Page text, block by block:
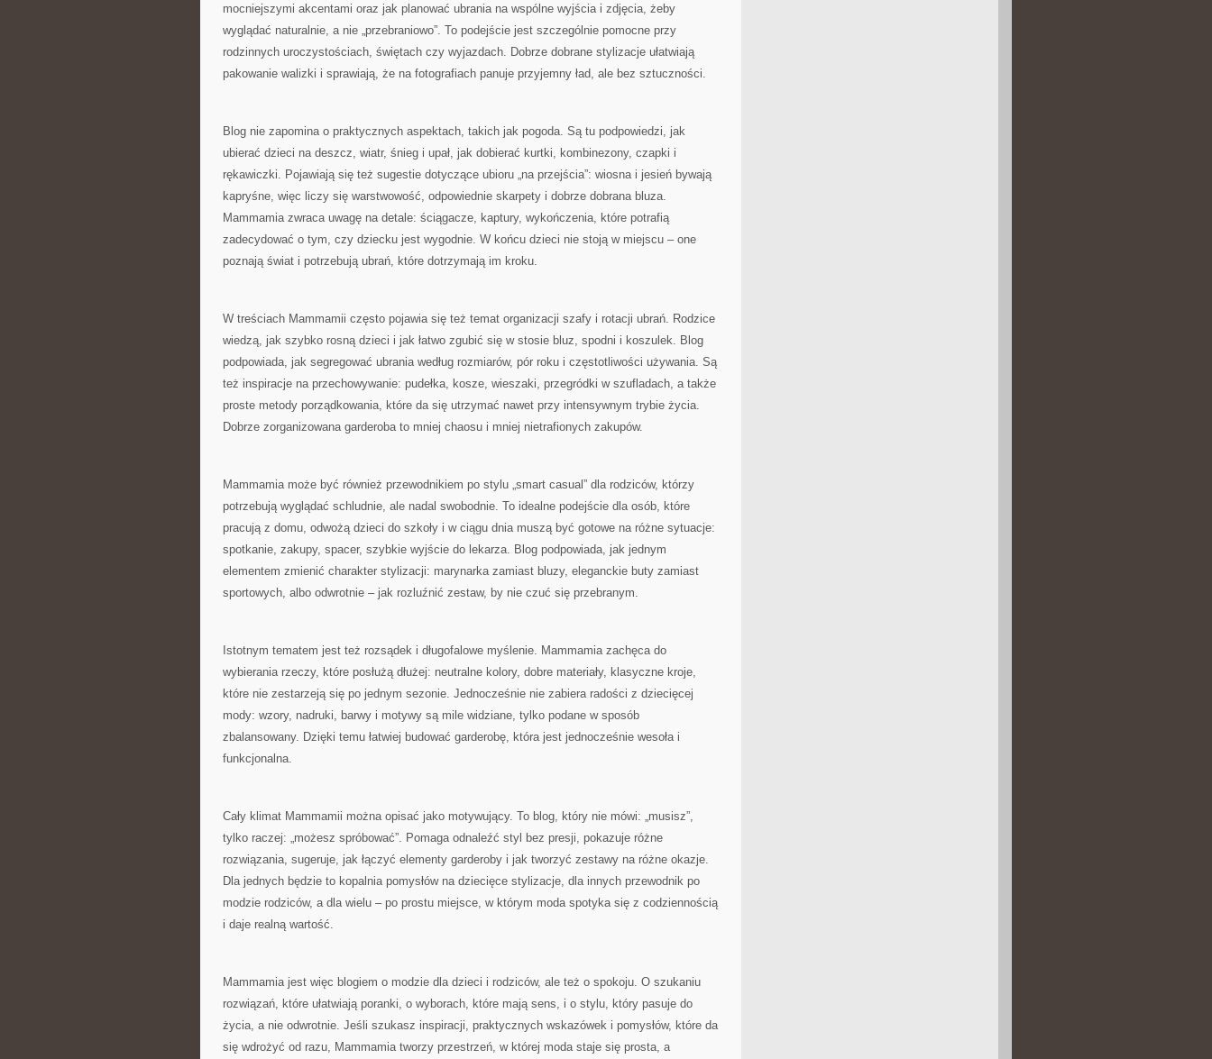
mocniejszymi akcentami oraz jak planować ubrania na wspólne wyjścia i zdjęcia, żeby
wyglądać naturalnie, a nie „przebraniowo”. To podejście jest szczególnie pomocne przy
rodzinnych uroczystościach, świętach czy wyjazdach. Dobrze dobrane stylizacje ułatwiają
pakowanie walizki i sprawiają, że na fotografiach panuje przyjemny ład, ale bez sztuczności.
Blog nie zapomina o praktycznych aspektach, takich jak pogoda. Są tu podpowiedzi, jak
ubierać dzieci na deszcz, wiatr, śnieg i upał, jak dobierać kurtki, kombinezony, czapki i
rękawiczki. Pojawiają się też sugestie dotyczące ubioru „na przejścia”: wiosna i jesień bywają
kapryśne, więc liczy się warstwowość, odpowiednie skarpety i dobrze dobrana bluza.
Mammamia zwraca uwagę na detale: ściągacze, kaptury, wykończenia, które potrafią
zadecydować o tym, czy dziecku jest wygodnie. W końcu dzieci nie stoją w miejscu – one
poznają świat i potrzebują ubrań, które dotrzymają im kroku.
W treściach Mammamii często pojawia się też temat organizacji szafy i rotacji ubrań. Rodzice
wiedzą, jak szybko rosną dzieci i jak łatwo zgubić się w stosie bluz, spodni i koszulek. Blog
podpowiada, jak segregować ubrania według rozmiarów, pór roku i częstotliwości używania. Są
też inspiracje na przechowywanie: pudełka, kosze, wieszaki, przegródki w szufladach, a także
proste metody porządkowania, które da się utrzymać nawet przy intensywnym trybie życia.
Dobrze zorganizowana garderoba to mniej chaosu i mniej nietrafionych zakupów.
Mammamia może być również przewodnikiem po stylu „smart casual” dla rodziców, którzy
potrzebują wyglądać schludnie, ale nadal swobodnie. To idealne podejście dla osób, które
pracują z domu, odwożą dzieci do szkoły i w ciągu dnia muszą być gotowe na różne sytuacje:
spotkanie, zakupy, spacer, szybkie wyjście do lekarza. Blog podpowiada, jak jednym
elementem zmienić charakter stylizacji: marynarka zamiast bluzy, eleganckie buty zamiast
sportowych, albo odwrotnie – jak rozluźnić zestaw, by nie czuć się przebranym.
Istotnym tematem jest też rozsądek i długofalowe myślenie. Mammamia zachęca do
wybierania rzeczy, które posłużą dłużej: neutralne kolory, dobre materiały, klasyczne kroje,
które nie zestarzeją się po jednym sezonie. Jednocześnie nie zabiera radości z dziecięcej
mody: wzory, nadruki, barwy i motywy są mile widziane, tylko podane w sposób
zbalansowany. Dzięki temu łatwiej budować garderobę, która jest jednocześnie wesoła i
funkcjonalna.
Cały klimat Mammamii można opisać jako motywujący. To blog, który nie mówi: „musisz”,
tylko raczej: „możesz spróbować”. Pomaga odnaleźć styl bez presji, pokazuje różne
rozwiązania, sugeruje, jak łączyć elementy garderoby i jak tworzyć zestawy na różne okazje.
Dla jednych będzie to kopalnia pomysłów na dziecięce stylizacje, dla innych przewodnik po
modzie rodziców, a dla wielu – po prostu miejsce, w którym moda spotyka się z codziennością
i daje realną wartość.
Mammamia jest więc blogiem o modzie dla dzieci i rodziców, ale też o spokoju. O szukaniu
rozwiązań, które ułatwiają poranki, o wyborach, które mają sens, i o stylu, który pasuje do
życia, a nie odwrotnie. Jeśli szukasz inspiracji, praktycznych wskazówek i pomysłów, które da
się wdrożyć od razu, Mammamia tworzy przestrzeń, w której moda staje się prosta, a